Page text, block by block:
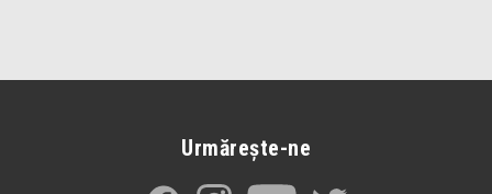
Urmărește-ne